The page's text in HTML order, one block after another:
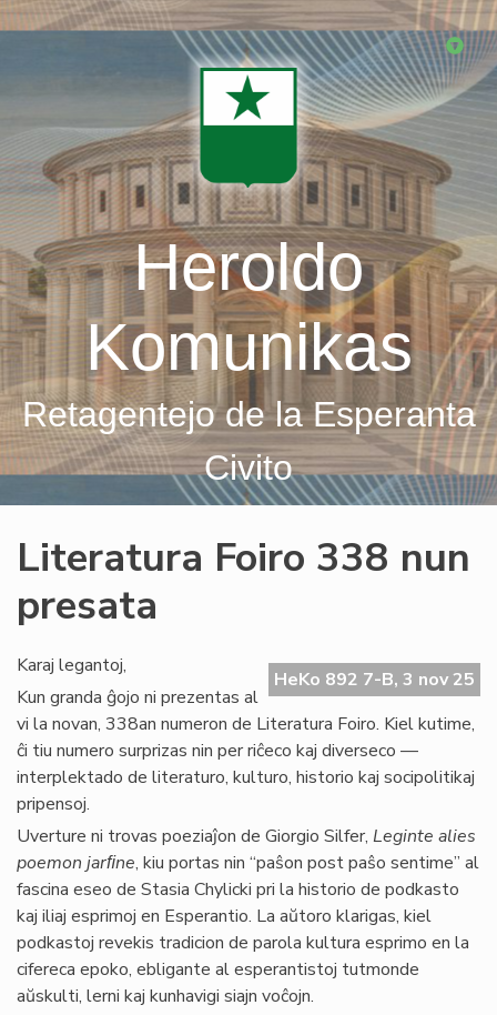
Skip
Heroldo
Komunikas
Retagentejo de la Esperanta
Civito
Literatura Foiro 338 nun
presata
HeKo 892 7-B, 3 nov 25
Karaj legantoj,
Kun granda ĝojo ni prezentas al
vi la novan, 338an numeron de Literatura Foiro. Kiel kutime,
ĉi tiu numero surprizas nin per riĉeco kaj diverseco —
interplektado de literaturo, kulturo, historio kaj socipolitikaj
pripensoj.
Uverture ni trovas poeziaĵon de Giorgio Silfer, Leginte alies
poemon jarﬁne, kiu portas nin “paŝon post paŝo sentime” al
fascina eseo de Stasia Chylicki pri la historio de podkasto
kaj iliaj esprimoj en Esperantio. La aŭtoro klarigas, kiel
podkastoj revekis tradicion de parola kultura esprimo en la
cifereca epoko, ebligante al esperantistoj tutmonde
aŭskulti, lerni kaj kunhavigi siajn voĉojn.